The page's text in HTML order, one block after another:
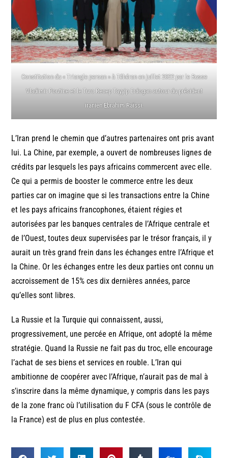
Constitution du « Triangle persan » à Téhéran en juillet 2022 par le Russe
Vladimir Poutine et le Turc Recep Tayyip Erdogan autour du président
iranien Ebrahim Raïssi.
L’Iran prend le chemin que d’autres partenaires ont pris avant
lui. La Chine, par exemple, a ouvert de nombreuses lignes de
crédits par lesquels les pays africains commercent avec elle.
Ce qui a permis de booster le commerce entre les deux
parties car on imagine que si les transactions entre la Chine
et les pays africains francophones, étaient régies et
autorisées par les banques centrales de l’Afrique centrale et
de l’Ouest, toutes deux supervisées par le trésor français, il y
aurait un très grand frein dans les échanges entre l’Afrique et
la Chine. Or les échanges entre les deux parties ont connu un
accroissement de 15% ces dix dernières années, parce
qu’elles sont libres.
La Russie et la Turquie qui connaissent, aussi,
progressivement, une percée en Afrique, ont adopté la même
stratégie. Quand la Russie ne fait pas du troc, elle encourage
l’achat de ses biens et services en rouble. L’Iran qui
ambitionne de coopérer avec l’Afrique, n’aurait pas de mal à
s’inscrire dans la même dynamique, y compris dans les pays
de la zone franc où l’utilisation du F CFA (sous le contrôle de
la France) est de plus en plus contestée.